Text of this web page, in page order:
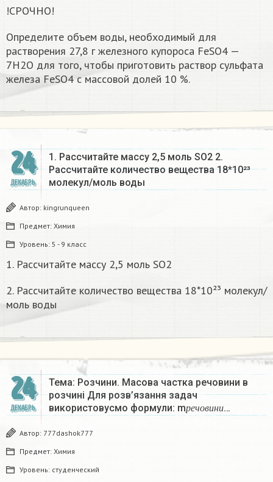
!СРОЧНО!
Определите объем воды, необходимый для
растворения 27,8 г железного купороса FeSO4 —
7Н2О для того, чтобы приготовить раствор сульфата
железа FeSO4 с массовой долей 10 %.​
24
ДЕКАБРЬ
1. Рассчитайте массу 2,5 моль SO2 2.
Рассчитайте количество вещества 18*10²³
молекул/моль воды
Автор: kingrunqueen
Предмет: Химия
Уровень: 5 - 9 класс
1. Рассчитайте массу 2,5 моль SO2
2. Рассчитайте количество вещества 18*10²³ молекул/
моль воды
24
ДЕКАБРЬ
Тема: Розчини. Масова частка речовини в
розчині Для розв’язання задач
використовусмо формули: m р е ч о в и н и
р е …
Автор: 777dashok777
Предмет: Химия
Уровень: студенческий